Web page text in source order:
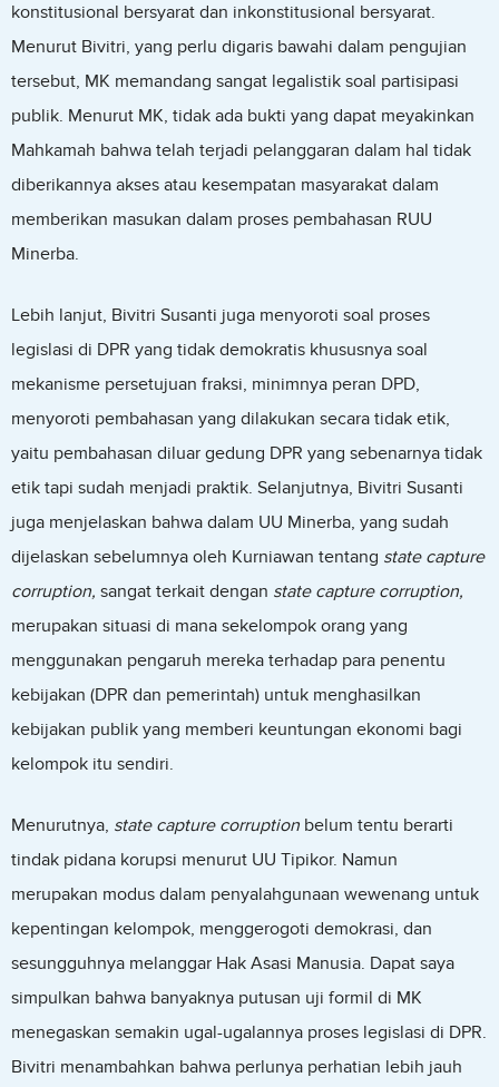
konstitusional bersyarat dan inkonstitusional bersyarat.
Menurut Bivitri, yang perlu digaris bawahi dalam pengujian
tersebut, MK memandang sangat legalistik soal partisipasi
publik. Menurut MK, tidak ada bukti yang dapat meyakinkan
Mahkamah bahwa telah terjadi pelanggaran dalam hal tidak
diberikannya akses atau kesempatan masyarakat dalam
memberikan masukan dalam proses pembahasan RUU
Minerba.
Lebih lanjut, Bivitri Susanti juga menyoroti soal proses
legislasi di DPR yang tidak demokratis khususnya soal
mekanisme persetujuan fraksi, minimnya peran DPD,
menyoroti pembahasan yang dilakukan secara tidak etik,
yaitu pembahasan diluar gedung DPR yang sebenarnya tidak
etik tapi sudah menjadi praktik. Selanjutnya, Bivitri Susanti
juga menjelaskan bahwa dalam UU Minerba, yang sudah
dijelaskan sebelumnya oleh Kurniawan tentang state capture
corruption, sangat terkait dengan state capture corruption,
merupakan situasi di mana sekelompok orang yang
menggunakan pengaruh mereka terhadap para penentu
kebijakan (DPR dan pemerintah) untuk menghasilkan
kebijakan publik yang memberi keuntungan ekonomi bagi
kelompok itu sendiri.
Menurutnya, state capture corruption belum tentu berarti
tindak pidana korupsi menurut UU Tipikor. Namun
merupakan modus dalam penyalahgunaan wewenang untuk
kepentingan kelompok, menggerogoti demokrasi, dan
sesungguhnya melanggar Hak Asasi Manusia. Dapat saya
simpulkan bahwa banyaknya putusan uji formil di MK
menegaskan semakin ugal-ugalannya proses legislasi di DPR.
Bivitri menambahkan bahwa perlunya perhatian lebih jauh